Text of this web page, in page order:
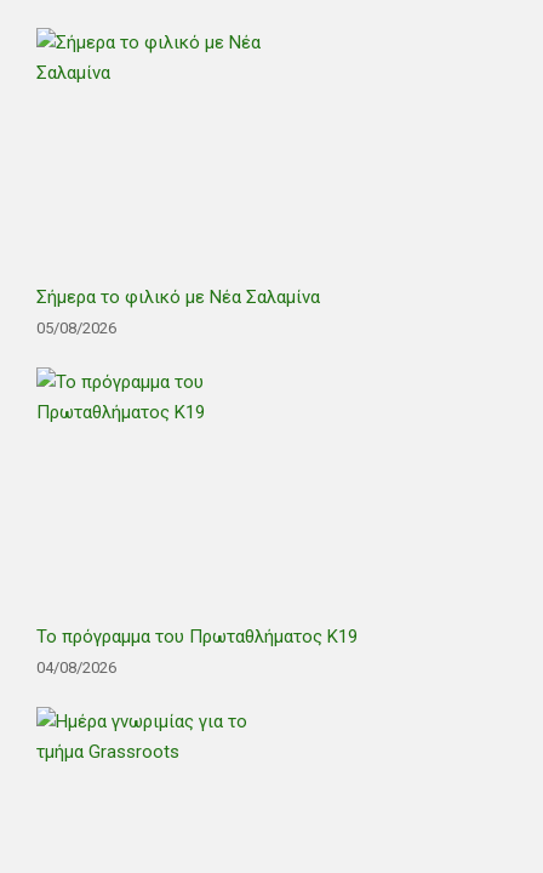
Σήμερα το φιλικό με Νέα Σαλαμίνα
05/08/2026
Το πρόγραμμα του Πρωταθλήματος Κ19
04/08/2026